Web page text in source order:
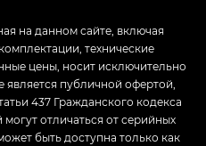
на данном сайте, включая
технические
цены, носит исключительно
публичной офертой,
437 Гражданского кодекса
отличаться от серийных
быть доступна только как